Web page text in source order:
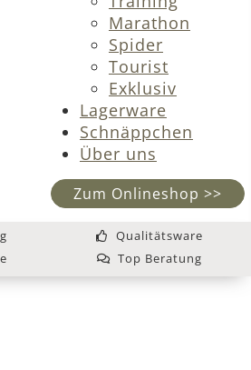
Marathon
Spider
Tourist
Exklusiv
Lagerware
Schnäppchen
Über uns
Zum Onlineshop >>
Qualitätsware
Top Beratung